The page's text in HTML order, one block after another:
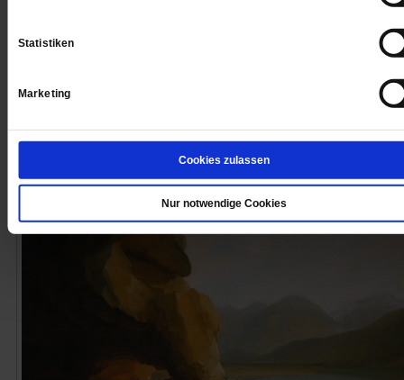
Statistiken
Marketing
Cookies zulassen
Nur notwendige Cookies
Fast 2000 Lichter werden hier täglich entzündet. Von
Menschen aus allen Ländern. Viele kommen immer
vonLothar Bauerochse